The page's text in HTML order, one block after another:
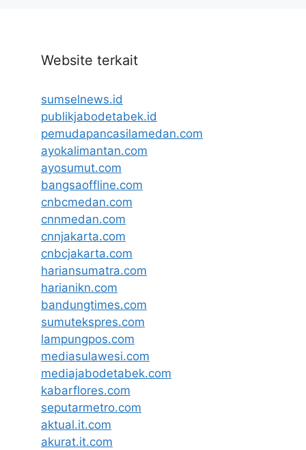
Website terkait
sumselnews.id
publikjabodetabek.id
pemudapancasilamedan.com
ayokalimantan.com
ayosumut.com
bangsaoffline.com
cnbcmedan.com
cnnmedan.com
cnnjakarta.com
cnbcjakarta.com
hariansumatra.com
harianikn.com
bandungtimes.com
sumutekspres.com
lampungpos.com
mediasulawesi.com
mediajabodetabek.com
kabarflores.com
seputarmetro.com
aktual.it.com
akurat.it.com